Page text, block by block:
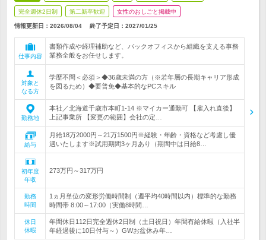
完全週休2日制 第二新卒歓迎 女性のおしごと掲載中
情報更新日：2026/08/04 終了予定日： 2027/01/25
仕事内容
書類作成や経理補助など、バックオフィスから組織を支える事務
業務全般をお任せします。
対象と
なる方
学歴不問＜必須＞◆36歳未満の方（※若年層の長期キャリア形成
を図るため）◆要普免◆基本的なPCスキル
勤務地
本社／北海道千歳市本町1-14 ※マイカー通勤可 【雇入れ直後】
上記事業所 【変更の範囲】会社の定…
給与
月給18万2000円～21万1500円※経験・年齢・資格など考慮し優
遇いたします※試用期間3ヶ月あり（期間中は日給8…
初年度
年収
273万円～317万円
勤務
時間
1ヵ月単位の変形労働時間制（週平均40時間以内）標準的な勤務
時間帯 8:00～17:00（実働8時間…
休日
休暇
年間休日112日完全週休2日制（土日祝日）年間有給休暇（入社半
年経過後に10日付与～）GWお盆休み年…